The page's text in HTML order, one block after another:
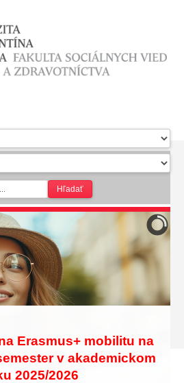
Erasmus+ mobilitu na
v akademickom
2025/2026